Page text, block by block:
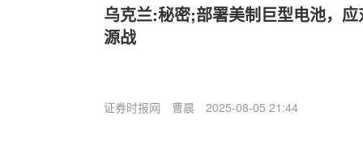
乌克兰:秘密;部署美制巨型电池，
源战
证券时报网 曹晨 2025-08-05 21:44